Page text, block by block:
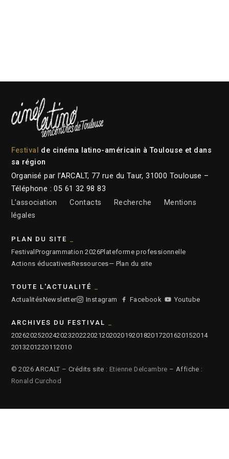
Festival de cinéma latino-américain à Toulouse et dans
sa région
Organisé par l’ARCALT, 77 rue du Taur, 31000 Toulouse –
Téléphone : 05 61 32 98 83
L’association
Contacts Recherche
Mentions
légales
PLAN DU SITE
Festival Programmation 2026Plateforme professionnelle
Actions éducativesRessources— Plan du site
TOUTE L'ACTUALITÉ
ActualitésNewsletter Instagram Facebook Youtube
ARCHIVES DU FESTIVAL
2026202520242023202220212020201920182017201620152014
2013201220112010
© 2026 ARCALT – Crédits site : Etienne Delcambre – Affiche :
Ronald Curchod